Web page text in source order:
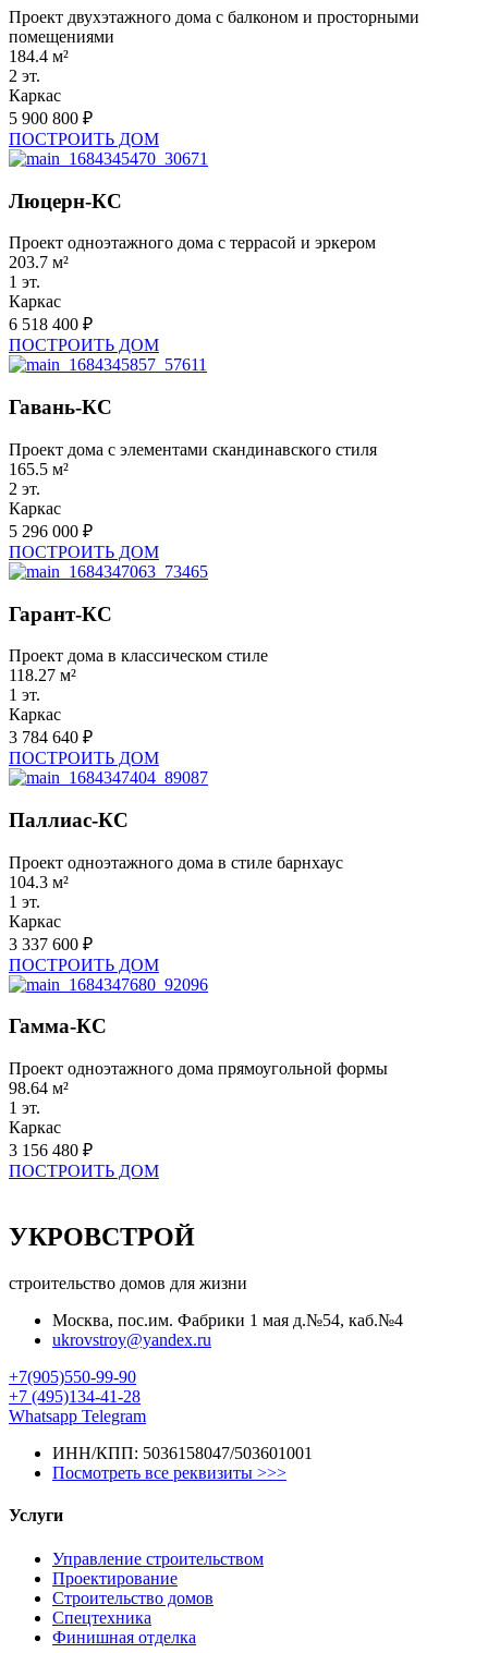
Проект двухэтажного дома с балконом и просторными
помещениями
184.4 м²
2 эт.
Каркас
5 900 800 ₽
ПОСТРОИТЬ ДОМ
Люцерн-КС
Проект одноэтажного дома с террасой и эркером
203.7 м²
1 эт.
Каркас
6 518 400 ₽
ПОСТРОИТЬ ДОМ
Гавань-КС
Проект дома с элементами скандинавского стиля
165.5 м²
2 эт.
Каркас
5 296 000 ₽
ПОСТРОИТЬ ДОМ
Гарант-КС
Проект дома в классическом стиле
118.27 м²
1 эт.
Каркас
3 784 640 ₽
ПОСТРОИТЬ ДОМ
Паллиас-КС
Проект одноэтажного дома в стиле барнхаус
104.3 м²
1 эт.
Каркас
3 337 600 ₽
ПОСТРОИТЬ ДОМ
Гамма-КС
Проект одноэтажного дома прямоугольной формы
98.64 м²
1 эт.
Каркас
3 156 480 ₽
ПОСТРОИТЬ ДОМ
УКРОВСТРОЙ
строительство домов для жизни
Москва, пос.им. Фабрики 1 мая д.№54, каб.№4
ukrovstroy@yandex.ru
+7(905)550-99-90
+7 (495)134-41-28
Whatsapp Telegram
ИНН/КПП: 5036158047/503601001
Посмотреть все реквизиты >>>
Услуги
Управление строительством
Проектирование
Строительство домов
Спецтехника
Финишная отделка